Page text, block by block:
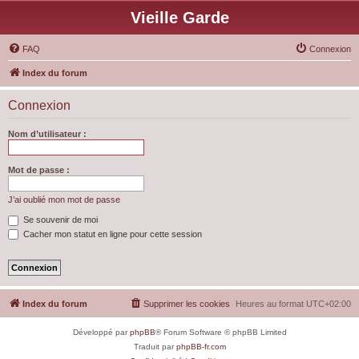
Vieille Garde
FAQ Connexion
Index du forum
Connexion
Nom d’utilisateur :
Mot de passe :
J’ai oublié mon mot de passe
Se souvenir de moi
Cacher mon statut en ligne pour cette session
Index du forum Heures au format UTC+02:00
Supprimer les cookies
Développé parphpBB® Forum Software © phpBB Limited
Traduit parphpBB-fr.com